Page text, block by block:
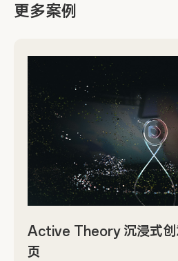
更多案例
Active Theory 沉浸式创
页